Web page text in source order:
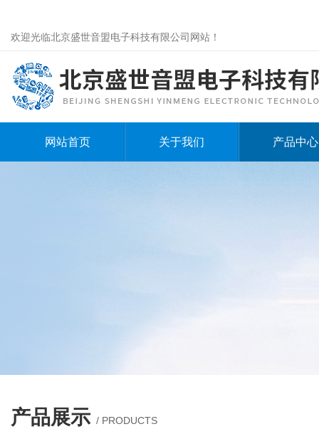
欢迎光临北京盛世音盟电子科技有限公司网站！
网站首页 关于我们 产品中心
产品展示 / PRODUCTS